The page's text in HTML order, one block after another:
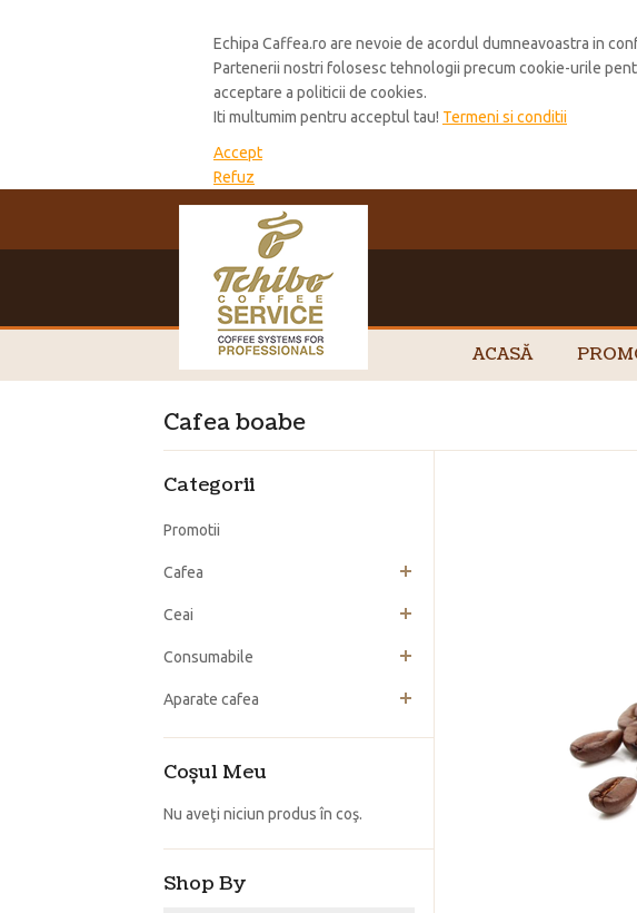
Echipa Caffea.ro are nevoie de acordul dumneavoastra in
Partenerii nostri folosesc tehnologii precum cookie-urile
acceptare a politicii de cookies.
Iti multumim pentru acceptul tau! Termeni si conditii
Accept
Refuz
ACASĂ
Cafea boabe
Categorii
Promotii
Cafea
Ceai
Consumabile
Aparate cafea
Coşul Meu
Nu aveţi niciun produs în coş.
Shop By